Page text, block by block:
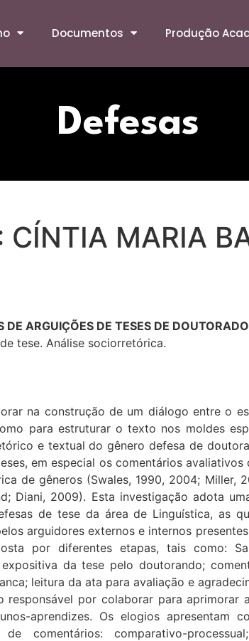
Documentos Produção
Defesas
MARIA
ARGUIÇÕES DE TESES DE DOUTORADO
tese. Análise sociorretórica.
na construção de um diálogo entre o
para estruturar o texto nos moldes
e textual do gênero defesa de
em especial os comentários
de gêneros (Swales, 1990, 2004; Miller,
Diani, 2009). Esta investigação adota
de tese da área de Linguística, as
arguidores externos e internos
por diferentes etapas, tais como:
da tese pelo doutorando;
leitura da ata para avaliação e
responsável por colaborar para
aprendizes. Os elogios apresentam
comentários: comparativo-